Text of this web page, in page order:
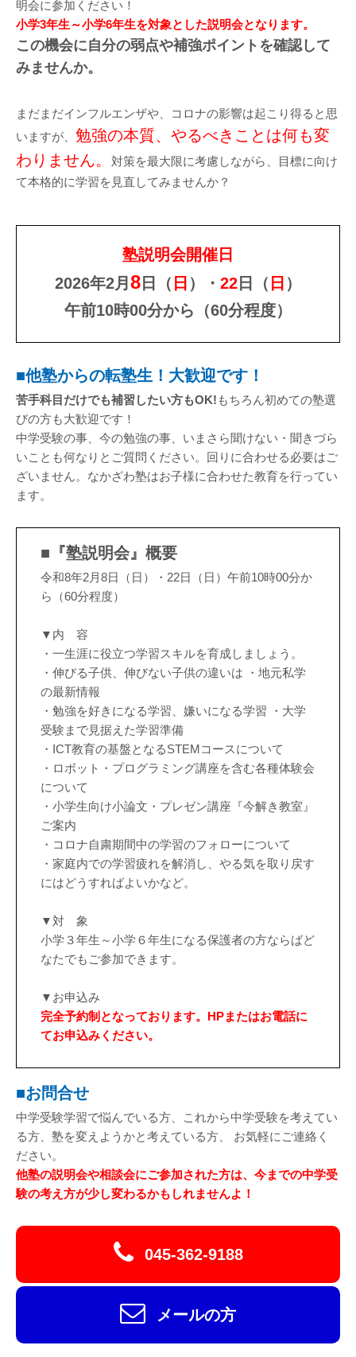
明会に参加ください！
小学3年生～小学6年生を対象とした説明会となります。
この機会に自分の弱点や補強ポイントを確認して
みませんか。
まだまだインフルエンザや、コロナの影響は起こり得ると思
いますが、 勉強の本質、やるべきことは何も変
わりません。
対策を最大限に考慮しながら、目標に向け
て本格的に学習を見直してみませんか？
塾説明会開催日
2026年2月 8 日（ 日 ）・ 22 日（ 日 ）
午前10時00分から（60分程度）
■他塾からの転塾生！大歓迎です！
苦手科目だけでも補習したい方もOK! もちろん初めての塾選
びの方も大歓迎です！
中学受験の事、今の勉強の事、いまさら聞けない・聞きづら
いことも何なりとご質問ください。回りに合わせる必要はご
ざいません。なかざわ塾はお子様に合わせた教育を行ってい
ます。
■『塾説明会』概要
令和8年2月8日（日）・22日（日）午前10時00分か
ら（60分程度）
▼内 容
・一生涯に役立つ学習スキルを育成しましょう。
・伸びる子供、伸びない子供の違いは ・地元私学
の最新情報
・勉強を好きになる学習、嫌いになる学習 ・大学
受験まで見据えた学習準備
・ICT教育の基盤となるSTEMコースについて
・ロボット・プログラミング講座を含む各種体験会
について
・小学生向け小論文・プレゼン講座『今解き教室』
ご案内
・コロナ自粛期間中の学習のフォローについて
・家庭内での学習疲れを解消し、やる気を取り戻す
にはどうすればよいかなど。
▼対 象
小学３年生～小学６年生になる保護者の方ならばど
なたでもご参加できます。
▼お申込み
完全予約制となっております。HPまたはお電話に
てお申込みください。
■お問合せ
中学受験学習で悩んでいる方、これから中学受験を考えてい
る方、塾を変えようかと考えている方、 お気軽にご連絡く
ださい。
他塾の説明会や相談会にご参加された方は、今までの中学受
験の考え方が少し変わるかもしれませんよ！
045-362-9188
メールの方